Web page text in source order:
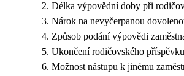
Délka výpovědní doby při
Nárok na nevyčerpanou
Způsob podání výpovědi
Ukončení rodičovského
Možnost nástupu k jinému